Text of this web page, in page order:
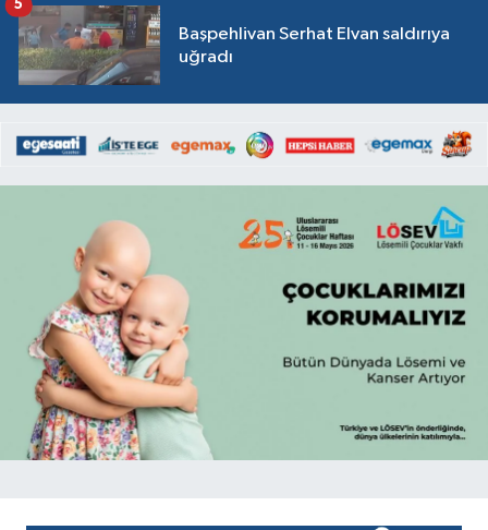
Başpehlivan Serhat Elvan saldırıya
uğradı
5